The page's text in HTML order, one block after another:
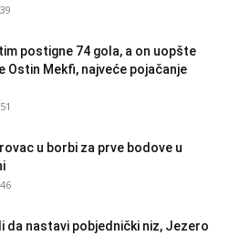
postigne 74 gola, a on uopšte
Ostin Mekfi, najveće pojačanje
u borbi za prve bodove u
da nastavi pobjednički niz, Jezero